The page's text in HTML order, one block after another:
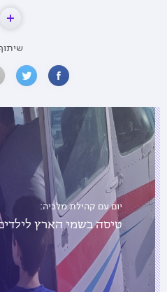
יום עם קהילת מלכיה:
טיסה בשמי הארץ